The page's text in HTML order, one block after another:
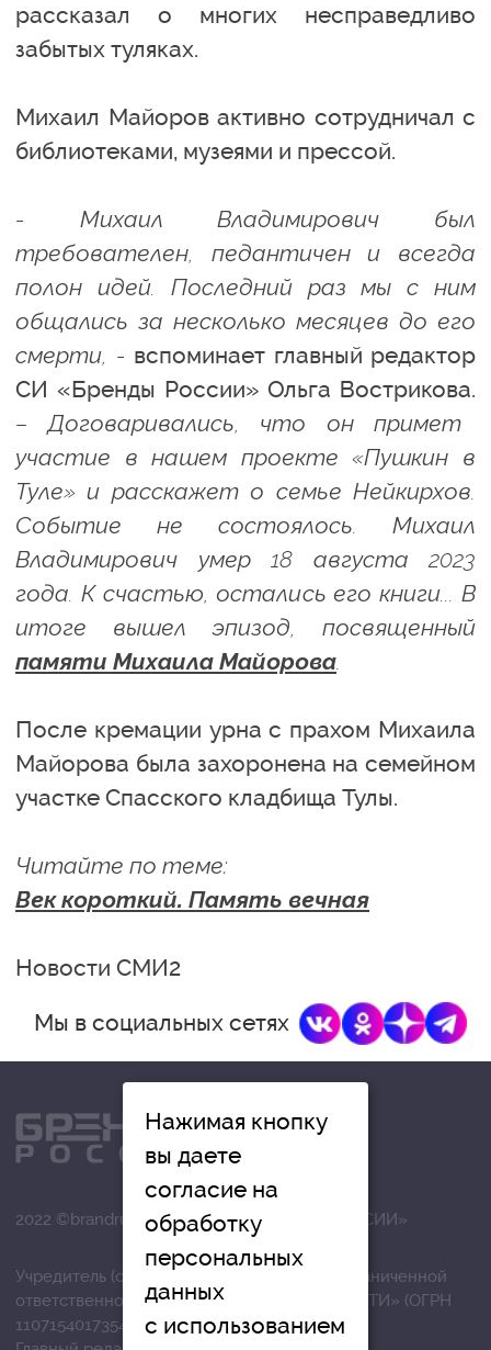
рассказал о многих несправедливо
забытых туляках.
Михаил Майоров активно сотрудничал с
библиотеками, музеями и прессой.
- Михаил Владимирович был
требователен, педантичен и всегда
полон идей. Последний раз мы с ним
общались за несколько месяцев до его
смерти, - вспоминает главный редактор
СИ «Бренды России» Ольга Вострикова.
– Договаривались, что он примет
участие в нашем проекте «Пушкин в
Туле» и расскажет о семье Нейкирхов.
Событие не состоялось. Михаил
Владимирович умер 18 августа 2023
года. К счастью, остались его книги... В
итоге вышел эпизод, посвященный
памяти Михаила Майорова.
После кремации урна с прахом Михаила
Майорова была захоронена на семейном
участке Спасского кладбища Тулы.
Читайте по теме:
Век короткий. Память вечная
Новости СМИ2
Мы в социальных сетях
2022 ©brandrussia.online | СИ «БРЕНДЫ РОССИИ»
Учредитель (соучредители): Общество с ограниченной
ответственностью «РЕГИОНАЛЬНЫЕ НОВОСТИ» (ОГРН
1107154017354)
Нажимая кнопку
вы даете
согласие на
обработку
персональных
данных
с использованием